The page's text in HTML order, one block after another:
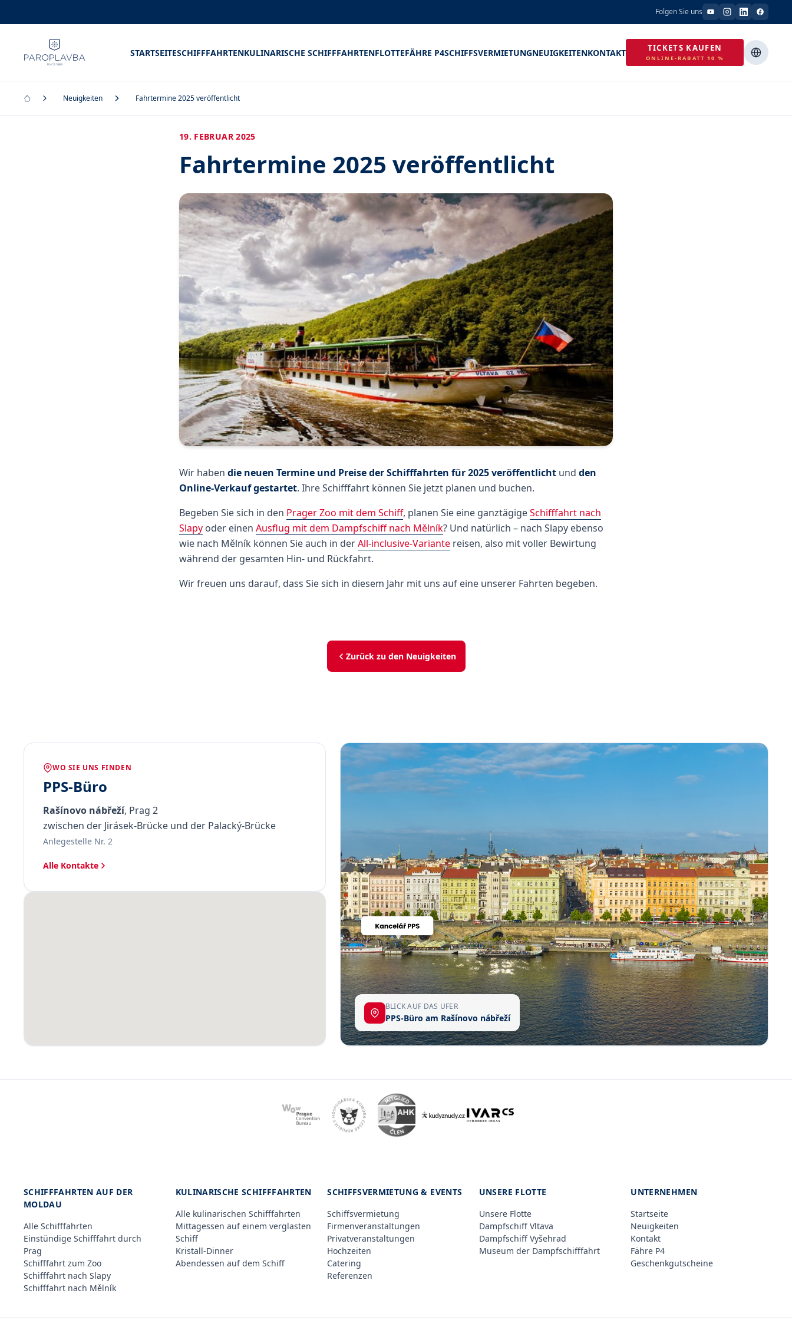
Folgen Sie uns
STARTSEITESCHIFFFAHRTENKULINARISCHE SCHIFFFAHRTENFLOTTEFÄHRE P4SCHIFFSVERMIETUNGNEUIGKEITENKONTAKT TICKETS KAUFEN
ONLINE-RABATT 10 %
Neuigkeiten Fahrtermine 2025 veröffentlicht
19. FEBRUAR 2025
Fahrtermine 2025 veröffentlicht
Wir haben die neuen Termine und Preise der Schifffahrten für 2025 veröffentlicht und den
Online-Verkauf gestartet. Ihre Schifffahrt können Sie jetzt planen und buchen.
Begeben Sie sich in den Prager Zoo mit dem Schiff, planen Sie eine ganztägigeSchifffahrt nach
Slapy oder einen Ausflug mit dem Dampfschiff nach Mělník? Und natürlich – nach Slapy ebenso
wie nach Mělník können Sie auch in derAll-inclusive-Variante reisen, also mit voller Bewirtung
während der gesamten Hin- und Rückfahrt.
Wir freuen uns darauf, dass Sie sich in diesem Jahr mit uns auf eine unserer Fahrten begeben.
Zurück zu den Neuigkeiten
WO SIE UNS FINDEN
PPS-Büro
Rašínovo nábřeží, Prag 2
zwischen der Jirásek-Brücke und der Palacký-Brücke
Anlegestelle Nr. 2
Alle Kontakte
BLICK AUF DAS UFER
PPS-Büro am Rašínovo nábřeží
SCHIFFFAHRTEN AUF DER
MOLDAU
Alle Schifffahrten
Einstündige Schifffahrt durch
Prag
Schifffahrt zum Zoo
Schifffahrt nach Slapy
Schifffahrt nach Mělník
KULINARISCHE SCHIFFFAHRTEN
Alle kulinarischen Schifffahrten
Mittagessen auf einem verglasten
Schiff
Kristall-Dinner
Abendessen auf dem Schiff
SCHIFFSVERMIETUNG & EVENTS
Schiffsvermietung
Firmenveranstaltungen
Privatveranstaltungen
Hochzeiten
Catering
Referenzen
UNSERE FLOTTE
Unsere Flotte
Dampfschiff Vltava
Dampfschiff Vyšehrad
Museum der Dampfschifffahrt
UNTERNEHMEN
Startseite
Neuigkeiten
Kontakt
Fähre P4
Geschenkgutscheine